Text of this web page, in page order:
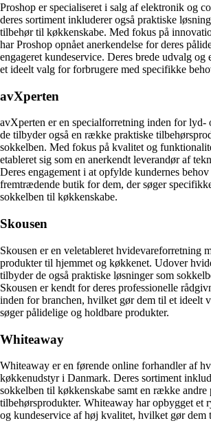
Proshop er specialiseret i salg af elektronik og
deres sortiment inkluderer også praktiske
tilbehør til køkkenskabe. Med fokus på
har Proshop opnået anerkendelse for deres
engageret kundeservice. Deres brede udvalg og
et ideelt valg for forbrugere med specifikke
avXperten
avXperten er en specialforretning inden for lyd-
de tilbyder også en række praktiske
sokkelben. Med fokus på kvalitet og
etableret sig som en anerkendt leverandør af
Deres engagement i at opfylde kundernes
fremtrædende butik for dem, der søger
sokkelben til køkkenskabe.
Skousen
Skousen er en veletableret hvidevareforretning
produkter til hjemmet og køkkenet. Udover
tilbyder de også praktiske løsninger som
Skousen er kendt for deres professionelle
inden for branchen, hvilket gør dem til et ideelt
søger pålidelige og holdbare produkter.
Whiteaway
Whiteaway er en førende online forhandler af
køkkenudstyr i Danmark. Deres sortiment
sokkelben til køkkenskabe samt en række andre
tilbehørsprodukter. Whiteaway har opbygget et
og kundeservice af høj kvalitet, hvilket gør